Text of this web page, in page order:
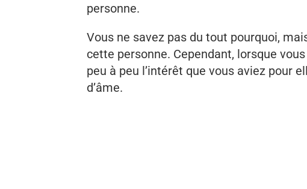
personne.
Vous ne savez pas du tout pourquoi,
cette personne. Cependant, lorsque
peu à peu l’intérêt que vous aviez pour
d’âme.